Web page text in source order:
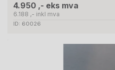
4.950 ,- eks mva
6.188 ,- inkl mva
ID: 60026